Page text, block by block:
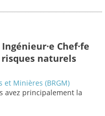
Chef·fe
naturels
et Minières (BRGM)
avez principalement la